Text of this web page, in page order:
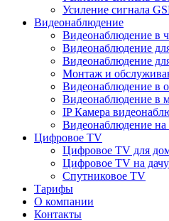
Усиление сигнала
Видеонаблюдение
Видеонаблюдение в
Видеонаблюдение
Видеонаблюдение
Монтаж и
Видеонаблюдение в
Видеонаблюдение в
IP Камера
Видеонаблюдение
Цифровое TV
Цифровое TV для
Цифровое TV на дачу
Спутниковое TV
Тарифы
О компании
Контакты